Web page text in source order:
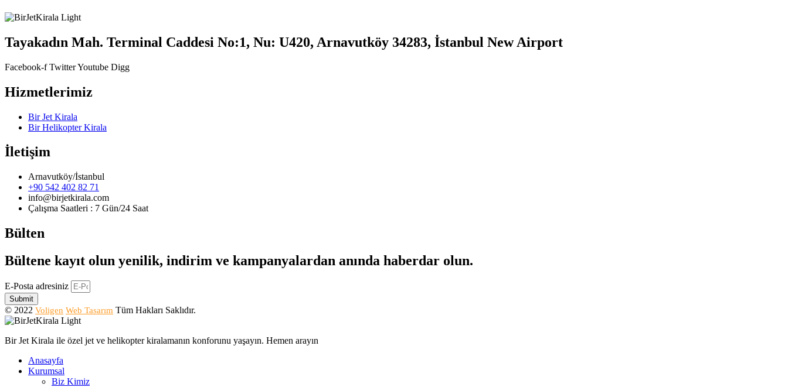
Tayakadın Mah. Terminal Caddesi No:1, Nu: U420, Arnavutköy 34283, İstanbul New Airport
Facebook-f TwitterYoutube Digg
Hizmetlerimiz
Bir Jet Kirala
Bir Helikopter Kirala
İletişim
Arnavutköy/İstanbul
+90 542 402 82 71
info@birjetkirala.com
Çalışma Saatleri : 7 Gün/24 Saat
Bülten
Bültene kayıt olun yenilik, indirim ve kampanyalardan anında haberdar olun.
E-Posta adresiniz
Submit
© 2022 Voligen Web Tasarım Tüm Hakları Saklıdır.
Bir Jet Kirala ile özel jet ve helikopter kiralamanın konforunu yaşayın. Hemen arayın
Anasayfa
Kurumsal
Biz Kimiz